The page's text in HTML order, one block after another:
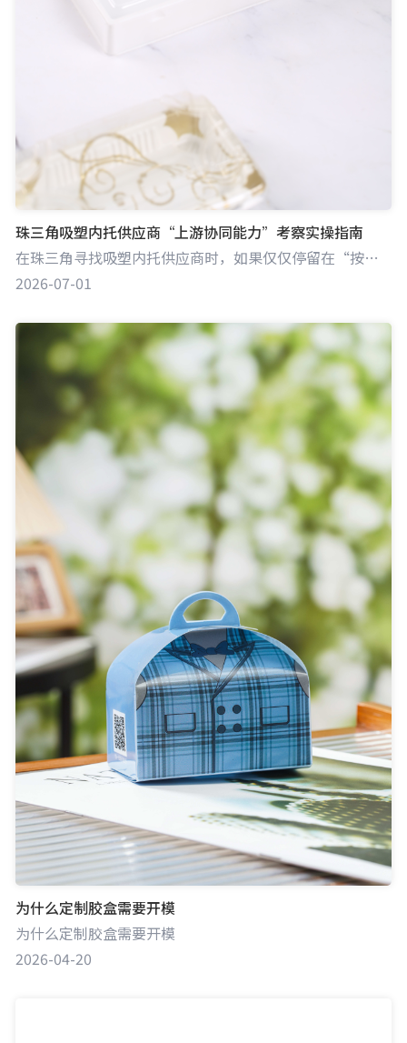
珠三角吸塑内托供应商“上游协同能力”考察实操指南
在珠三角寻找吸塑内托供应商时，如果仅仅停留在“按图加工”的代工层面，往往会面临后期因材料缩水、尺寸公差或成型缺陷导致的反复试错与成本失控。本指南旨在为您提供一套专业的验厂与评估流程，帮助您准确甄别供应商是否具备DFM（可制造性设计）思维与材料科学底蕴，从而锁定能真正参与产品定义、优化包装方案的“上游协同伙伴”。
2026-07-01
为什么定制胶盒需要开模
为什么定制胶盒需要开模
2026-04-20